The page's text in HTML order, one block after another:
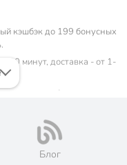
кэшбэк до 199 бонусных
60 минут, доставка - от 1-
города Астрахань.
магазинов Порядок.
доставку для товара
в такие города, как:
Яр, Харабали,
Блог